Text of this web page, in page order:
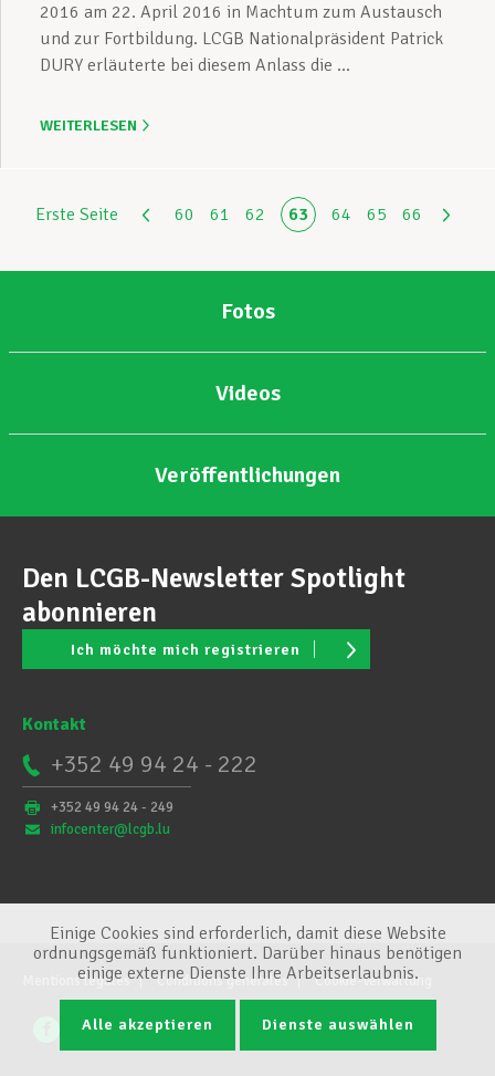
2016 am 22. April 2016 in Machtum zum Austausch
und zur Fortbildung. LCGB Nationalpräsident Patrick
DURY erläuterte bei diesem Anlass die ...
WEITERLESEN
Erste Seite 60 61 62 63 64 65 66
Fotos
Videos
Veröffentlichungen
Den LCGB-Newsletter Spotlight
abonnieren
Ich möchte mich registrieren
Kontakt
+352 49 94 24 - 222
+352 49 94 24 - 249
infocenter@lcgb.lu
Mentions légales Conditions générales Cookie-Verwaltung
Einige Cookies sind erforderlich, damit diese Website
ordnungsgemäß funktioniert. Darüber hinaus benötigen
einige externe Dienste Ihre Arbeitserlaubnis.
Alle akzeptieren Dienste auswählen